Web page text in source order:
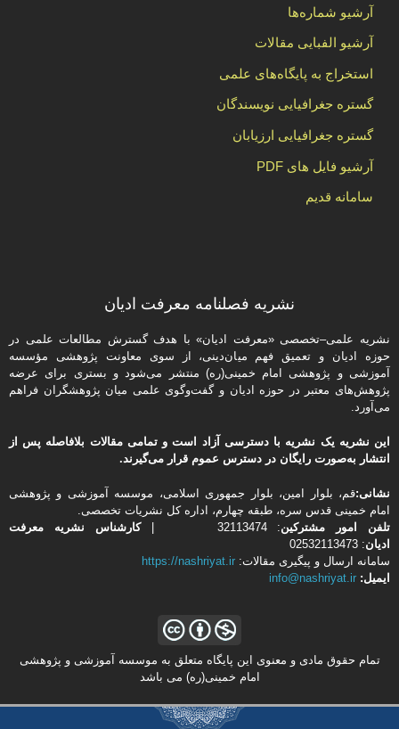
آرشیو شماره‌ها
آرشیو الفبایی مقالات
استخراج به پایگاه‌های علمی
گستره جغرافیایی نویسندگان
گستره جغرافیایی ارزیابان
آرشیو فایل های PDF
سامانه قدیم
نشریه فصلنامه معرفت ادیان
نشریه علمی–تخصصی «معرفت ادیان» با هدف گسترش مطالعات علمی در
حوزه ادیان و تعمیق فهم میان‌دینی، از سوی معاونت پژوهشی مؤسسه
آموزشی و پژوهشی امام خمینی(ره) منتشر می‌شود و بستری برای عرضه
پژوهش‌های معتبر در حوزه ادیان و گفت‌وگوی علمی میان پژوهشگران فراهم
می‌آورد.
این نشریه یک نشریه با دسترسی آزاد است و تمامی مقالات بلافاصله پس از
انتشار به‌صورت رایگان در دسترس عموم قرار می‌گیرند.
نشانی:قم، بلوار امین، بلوار جمهوری اسلامی، موسسه آموزشی و پژوهشی
امام خمینی قدس سره، طبقه چهارم، اداره كل نشریات تخصصی.
تلفن
امور مشتركین: 32113474 |
کارشناس نشریه معرفت
ادیان: 02532113473
سامانه ارسال و پیگیری مقالات: https://nashriyat.ir
ایمیل: info@nashriyat.ir
تمام حقوق مادی و معنوی این پایگاه متعلق به موسسه آموزشی و پژوهشی
امام خمینی(ره) می باشد